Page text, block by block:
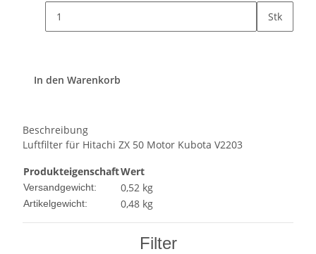
Stk
In den Warenkorb
Beschreibung
Luftfilter für Hitachi ZX 50 Motor Kubota V2203
ProdukteigenschaftWert
Versandgewicht: 0,52 kg
Artikelgewicht: 0,48 kg
Filter